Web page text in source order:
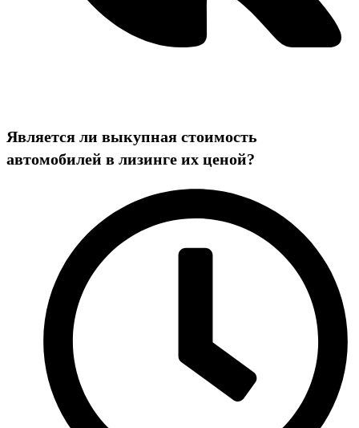
Является ли выкупная стоимость
автомобилей в лизинге их ценой?